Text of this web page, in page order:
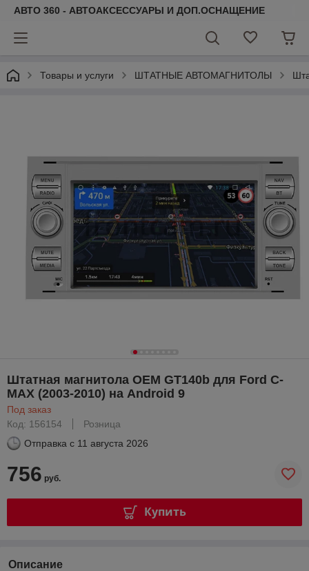
АВТО 360 - АВТОАКСЕССУАРЫ И ДОП.ОСНАЩЕНИЕ
Товары и услуги ШТАТНЫЕ АВТОМАГНИТОЛЫ
Штатная магнитола OEM GT140b для Ford C-
MAX (2003-2010) на Android 9
Под заказ
Код: 156154
Розница
Отправка с 11 августа 2026
756 руб.
Купить
Описание